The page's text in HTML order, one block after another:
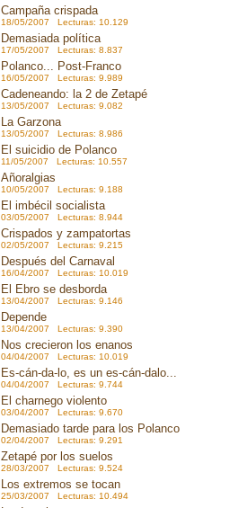
Campaña crispada
18/05/2007 Lecturas: 10.129
Demasiada política
17/05/2007 Lecturas: 8.837
Polanco... Post-Franco
16/05/2007 Lecturas: 9.989
Cadeneando: la 2 de Zetapé
13/05/2007 Lecturas: 9.082
La Garzona
13/05/2007 Lecturas: 8.986
El suicidio de Polanco
11/05/2007 Lecturas: 10.557
Añoralgias
10/05/2007 Lecturas: 9.188
El imbécil socialista
03/05/2007 Lecturas: 8.944
Crispados y zampatortas
02/05/2007 Lecturas: 9.215
Después del Carnaval
16/04/2007 Lecturas: 10.019
El Ebro se desborda
13/04/2007 Lecturas: 9.146
Depende
13/04/2007 Lecturas: 9.390
Nos crecieron los enanos
04/04/2007 Lecturas: 10.019
Es-cán-da-lo, es un es-cán-dalo...
04/04/2007 Lecturas: 9.744
El charnego violento
03/04/2007 Lecturas: 9.670
Demasiado tarde para los Polanco
02/04/2007 Lecturas: 9.291
Zetapé por los suelos
28/03/2007 Lecturas: 9.524
Los extremos se tocan
25/03/2007 Lecturas: 10.494